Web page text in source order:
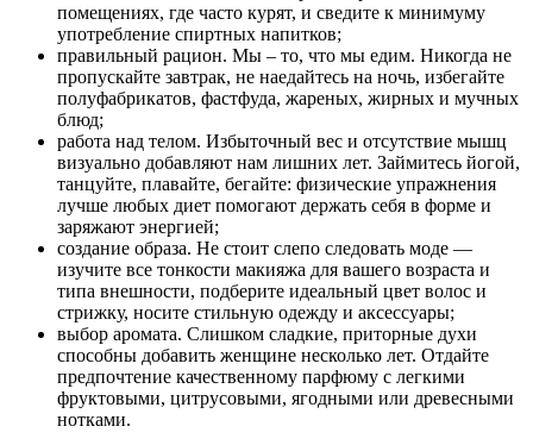
помещениях, где часто курят, и сведите к минимуму
употребление спиртных напитков;
правильный рацион. Мы – то, что мы едим. Никогда не
пропускайте завтрак, не наедайтесь на ночь, избегайте
полуфабрикатов, фастфуда, жареных, жирных и мучных
блюд;
работа над телом. Избыточный вес и отсутствие мышц
визуально добавляют нам лишних лет. Займитесь йогой,
танцуйте, плавайте, бегайте: физические упражнения
лучше любых диет помогают держать себя в форме и
заряжают энергией;
создание образа. Не стоит слепо следовать моде —
изучите все тонкости макияжа для вашего возраста и
типа внешности, подберите идеальный цвет волос и
стрижку, носите стильную одежду и аксессуары;
выбор аромата. Слишком сладкие, приторные духи
способны добавить женщине несколько лет. Отдайте
предпочтение качественному парфюму с легкими
фруктовыми, цитрусовыми, ягодными или древесными
нотками.